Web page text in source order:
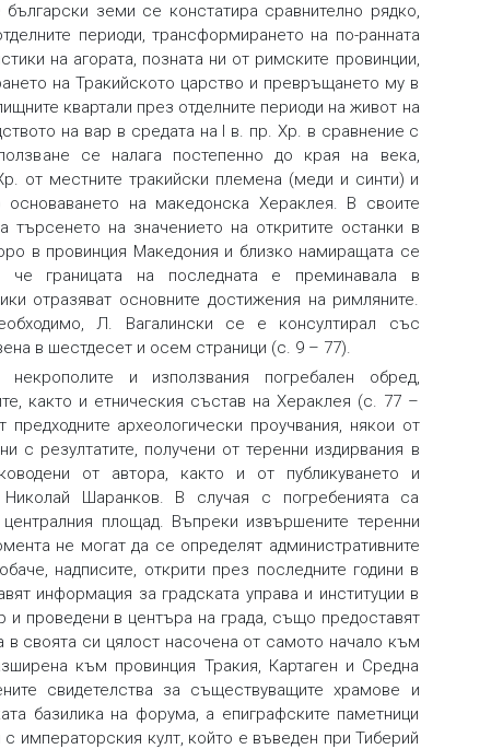
земи се констатира сравнително рядко,
периоди, трансформирането на по-ранната
на агората, позната ни от римските провинции,
на Тракийското царство и превръщането му в
квартали през отделните периоди на живот на
на вар в средата на I в. пр. Хр. в сравнение с
се налага постепенно до края на века,
от местните тракийски племена (меди и синти) и
на македонска Хераклея. В своите
на значението на откритите останки в
в провинция Македония и близко намиращата се
границата на последната е преминавала в
отразяват основните достижения на римляните.
Л. Вагалински се е консултирал със
в шестдесет и осем страници (с. 9 – 77).
и използвания погребален обред,
както и етническия състав на Хераклея (с. 77 –
археологически проучвания, някои от
с резултатите, получени от теренни издирвания в
от автора, както и от публикуването и
Шаранков. В случая с погребенията са
площад. Въпреки извършените теренни
не могат да се определят административните
надписите, открити през последните години в
информация за градската управа и институции в
проведени в центъра на града, също предоставят
в своята си цялост насочена от самото начало към
към провинция Тракия, Картаген и Средна
свидетелства за съществуващите храмове и
базилика на форума, а епиграфските паметници
императорския култ, който е въведен при Тиберий